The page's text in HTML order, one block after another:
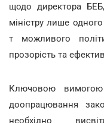
щодо директора
міністру лише
т можливого
прозорість та
Ключовою вимогою
доопрацювання
необхідно